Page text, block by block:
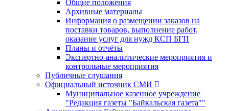
Общие положения
Архивные материалы
Информация о размещении заказов на
поставки товаров, выполнение работ,
оказание услуг для нужд КСП БГП
Планы и отчёты
Экспертно-аналитические мероприятия и
контрольные мероприятия
Публичные слушания
Официальный источник СМИ
Муниципальное казенное учреждение
"Редакция газеты "Байкальская газета""